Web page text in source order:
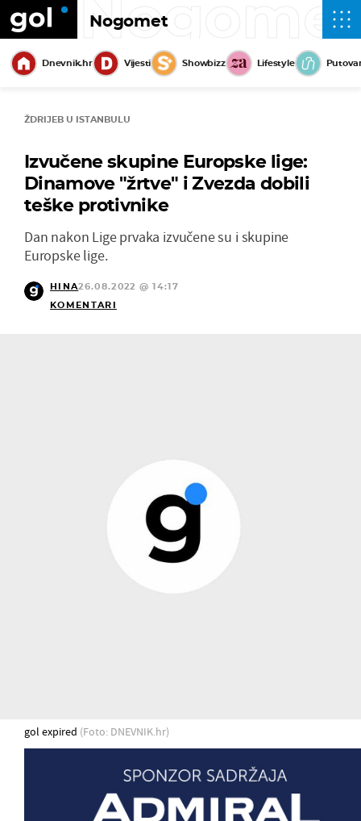
Nogomet
Dnevnik.hr Vijesti Showbizz Lifestyle
ŽDRIJEB U ISTANBULU
Izvučene skupine Europske lige:
Dinamove "žrtve" i Zvezda dobili
teške protivnike
Dan nakon Lige prvaka izvučene su i skupine
Europske lige.
HINA26.08.2022 @ 14:17
KOMENTARI
gol expired (Foto: DNEVNIK.hr)